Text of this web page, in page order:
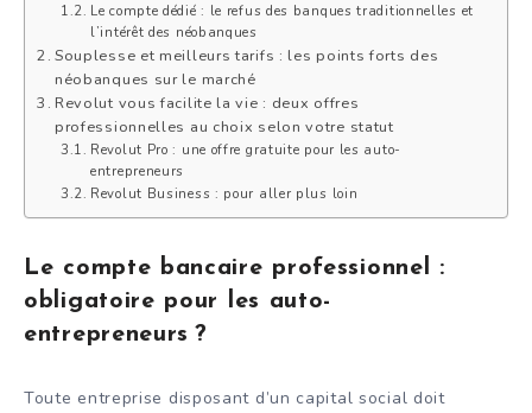
Le compte dédié : le refus des banques traditionnelles et
l’intérêt des néobanques
Souplesse et meilleurs tarifs : les points forts des
néobanques sur le marché
Revolut vous facilite la vie : deux offres
professionnelles au choix selon votre statut
Revolut Pro : une offre gratuite pour les auto-
entrepreneurs
Revolut Business : pour aller plus loin
Le compte bancaire professionnel :
obligatoire pour les auto-
entrepreneurs ?
Toute entreprise disposant d’un capital social doit